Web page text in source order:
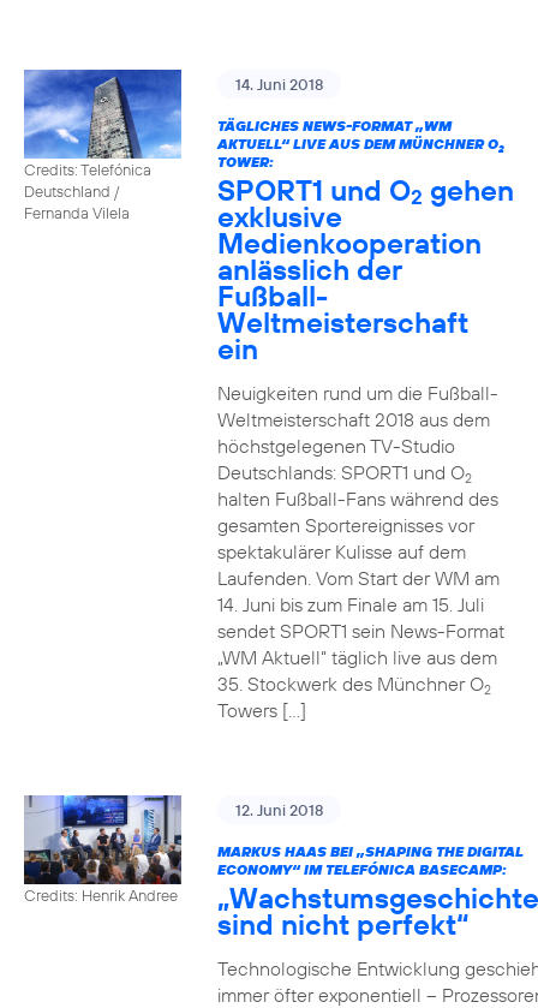
Credits: Telefónica
Deutschland /
Fernanda Vilela
14. Juni 2018
TÄGLICHES NEWS-FORMAT „WM
AKTUELL“ LIVE AUS DEM MÜNCHNER O2
TOWER:
SPORT1 und O2 gehen
exklusive
Medienkooperation
anlässlich der
Fußball-
Weltmeisterschaft
ein
Neuigkeiten rund um die Fußball-
Weltmeisterschaft 2018 aus dem
höchstgelegenen TV-Studio
Deutschlands: SPORT1 und O2
halten Fußball-Fans während des
gesamten Sportereignisses vor
spektakulärer Kulisse auf dem
Laufenden. Vom Start der WM am
14. Juni bis zum Finale am 15. Juli
sendet SPORT1 sein News-Format
„WM Aktuell“ täglich live aus dem
35. Stockwerk des Münchner O2
Towers […]
Credits: Henrik Andree
12. Juni 2018
MARKUS HAAS BEI „SHAPING THE DIGITAL
ECONOMY“ IM TELEFÓNICA BASECAMP:
sind nicht perfekt“
Technologische Entwicklung
immer öfter exponentiell –